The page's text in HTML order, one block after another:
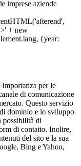
per le
di comunicazione
Questo servizio
dominio e lo sviluppo
possibilità di
di contatto. Inoltre,
del sito e la sua
Bing e Yahoo,